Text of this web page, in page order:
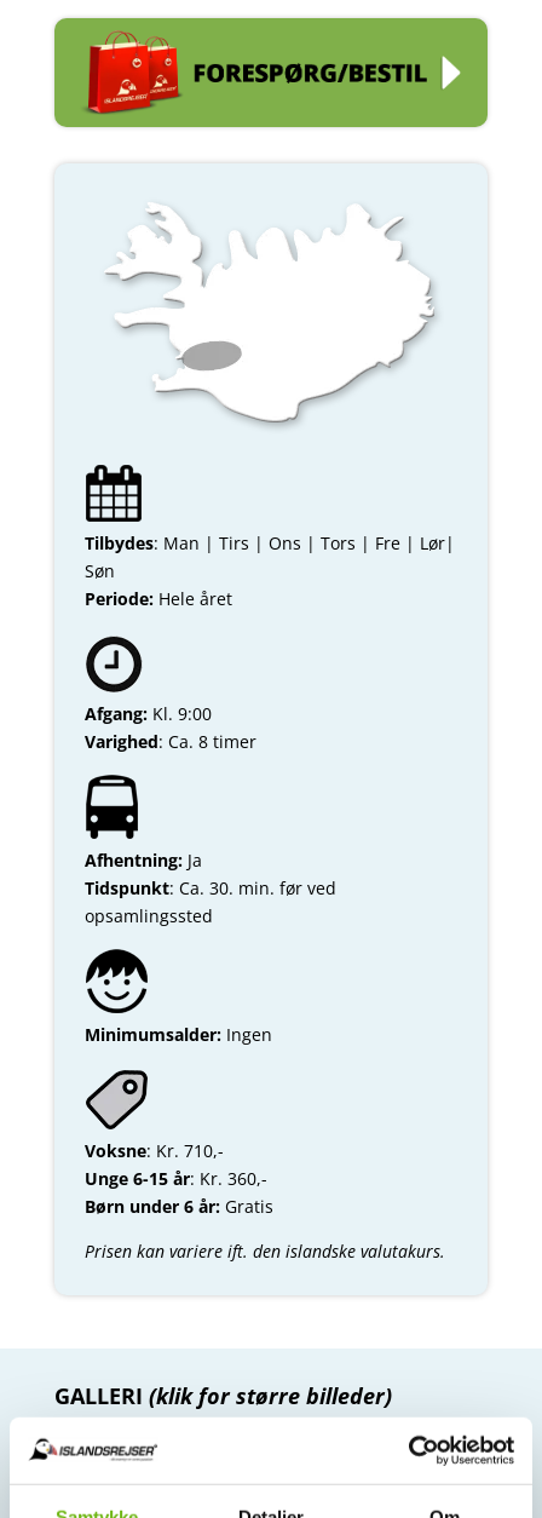
Tilbydes: Man | Tirs | Ons | Tors | Fre | Lør|
Søn
Periode: Hele året
Afgang:Kl. 9:00
Varighed: Ca. 8 timer
Afhentning:Ja
Tidspunkt: Ca. 30. min. før ved
opsamlingssted
Minimumsalder: Ingen
Voksne: Kr. 710,-
Unge 6-15 år: Kr. 360,-
Børn under 6 år:Gratis
Prisen kan variere ift. den islandske valutakurs.
GALLERI (klik for større billeder)